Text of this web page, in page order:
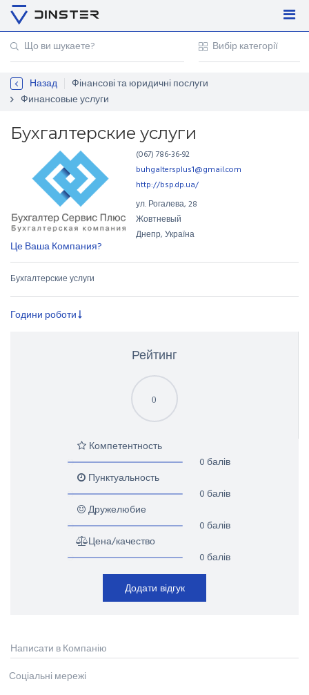
Регістрація
Контакти
Назад
Фінансові та юридичні послуги
Финансовые услуги
Бухгалтерские услуги
Це Ваша Компания?
Бухгалтерские услуги
(067) 786-36-92
buhgaltersplus1@gmail.com
http://bsp.dp.ua/
ул. Рогалева,28
Жовтневый
Днепр, Україна
Години роботи
Рейтинг
0
Компетентность
0 балів
Пунктуальность
0 балів
Дружелюбие
0 балів
Цена/качество
0 балів
Додати відгук
Написати в Компанію
Соціальні мережі